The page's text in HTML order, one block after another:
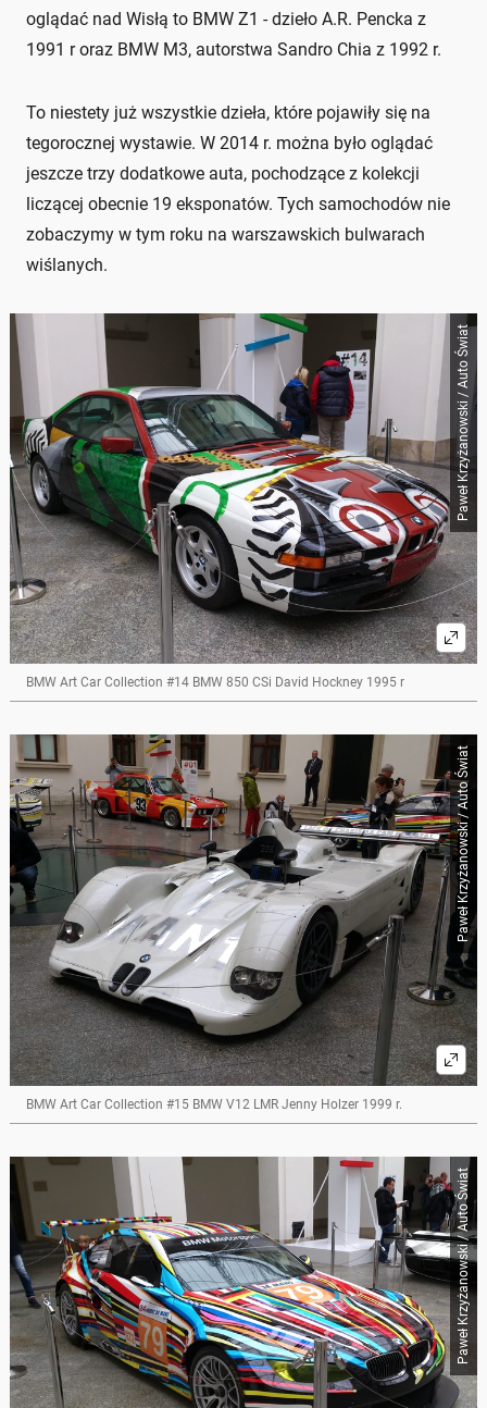
oglądać nad Wisłą to BMW Z1 - dzieło A.R. Pencka z
1991 r oraz BMW M3, autorstwa Sandro Chia z 1992 r.
To niestety już wszystkie dzieła, które pojawiły się na
tegorocznej wystawie. W 2014 r. można było oglądać
jeszcze trzy dodatkowe auta, pochodzące z kolekcji
liczącej obecnie 19 eksponatów. Tych samochodów nie
zobaczymy w tym roku na warszawskich bulwarach
wiślanych.
Paweł Krzyżanowski / Auto Świat
BMW Art Car Collection #14 BMW 850 CSi David Hockney 1995 r
Paweł Krzyżanowski / Auto Świat
BMW Art Car Collection #15 BMW V12 LMR Jenny Holzer 1999 r.
Paweł Krzyżanowski / Auto Świat